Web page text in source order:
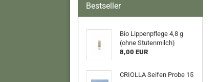
Bestseller
Bio Lippenpflege 4,8 g
(ohne Stutenmilch)
8,00 EUR
CRIOLLA Seifen Probe 15